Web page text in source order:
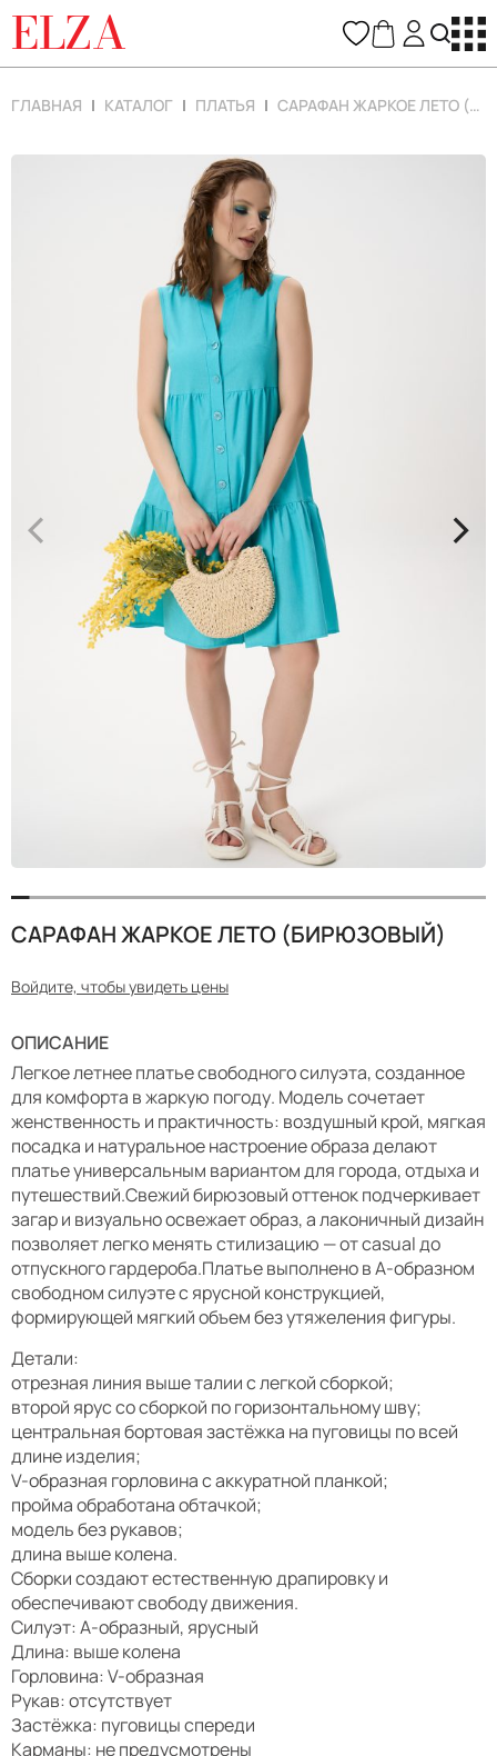
ELZA
ГЛАВНАЯ КАТАЛОГ ПЛАТЬЯ САРАФАН ЖАРКОЕ ЛЕТО (БИРЮЗОВЫЙ)
< >
САРАФАН ЖАРКОЕ ЛЕТО (БИРЮЗОВЫЙ)
Войдите, чтобы увидеть цены
ОПИСАНИЕ
Легкое летнее платье свободного силуэта, созданное
для комфорта в жаркую погоду. Модель сочетает
женственность и практичность: воздушный крой, мягкая
посадка и натуральное настроение образа делают
платье универсальным вариантом для города, отдыха и
путешествий.Свежий бирюзовый оттенок подчеркивает
загар и визуально освежает образ, а лаконичный дизайн
позволяет легко менять стилизацию — от casual до
отпускного гардероба.Платье выполнено в А-образном
свободном силуэте с ярусной конструкцией,
формирующей мягкий объем без утяжеления фигуры.
Детали:
отрезная линия выше талии с легкой сборкой;
второй ярус со сборкой по горизонтальному шву;
центральная бортовая застёжка на пуговицы по всей
длине изделия;
V-образная горловина с аккуратной планкой;
пройма обработана обтачкой;
модель без рукавов;
длина выше колена.
Сборки создают естественную драпировку и
обеспечивают свободу движения.
Силуэт: А-образный, ярусный
Длина: выше колена
Горловина: V-образная
Рукав: отсутствует
Застёжка: пуговицы спереди
Карманы: не предусмотрены